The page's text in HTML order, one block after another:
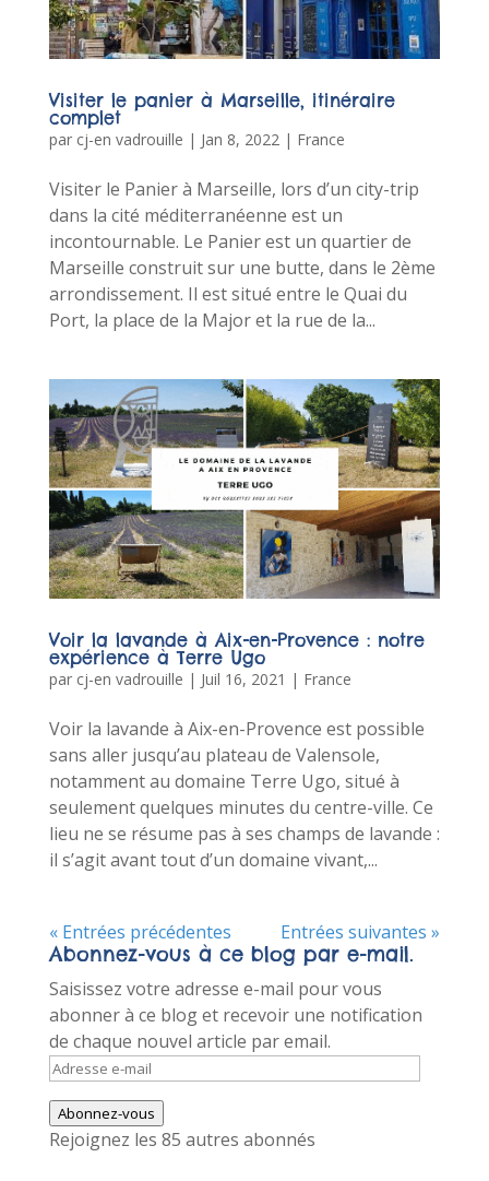
Visiter le panier à Marseille, itinéraire
complet
par cj-en vadrouille | Jan 8, 2022 | France
Visiter le Panier à Marseille, lors d’un city-trip
dans la cité méditerranéenne est un
incontournable. Le Panier est un quartier de
Marseille construit sur une butte, dans le 2ème
arrondissement. Il est situé entre le Quai du
Port, la place de la Major et la rue de la...
Voir la lavande à Aix-en-Provence : notre
expérience à Terre Ugo
par cj-en vadrouille | Juil 16, 2021 | France
Voir la lavande à Aix-en-Provence est possible
sans aller jusqu’au plateau de Valensole,
notamment au domaine Terre Ugo, situé à
seulement quelques minutes du centre-ville. Ce
lieu ne se résume pas à ses champs de lavande :
il s’agit avant tout d’un domaine vivant,...
« Entrées précédentes Entrées suivantes »
Abonnez-vous à ce blog par e-mail.
Saisissez votre adresse e-mail pour vous
abonner à ce blog et recevoir une notification
de chaque nouvel article par email.
Adresse
mail
Abonnez-vous
Rejoignez les 85 autres abonnés